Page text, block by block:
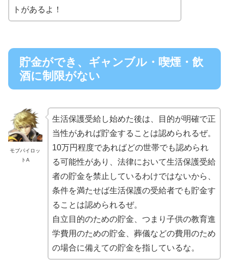
トがあるよ！
貯金ができ、ギャンブル・喫煙・飲
酒に制限がない
モブパイロッ
トA
生活保護受給し始めた後は、目的が明確で正
当性があれば貯金することは認められるぜ。
10万円程度であればどの世帯でも認められ
る可能性があり、法律において生活保護受給
者の貯金を禁止しているわけではないから、
条件を満たせば生活保護の受給者でも貯金す
ることは認められるぜ。
自立目的のための貯金、つまり子供の教育進
学費用のための貯金、葬儀などの費用のため
の場合に備えての貯金を指しているな。